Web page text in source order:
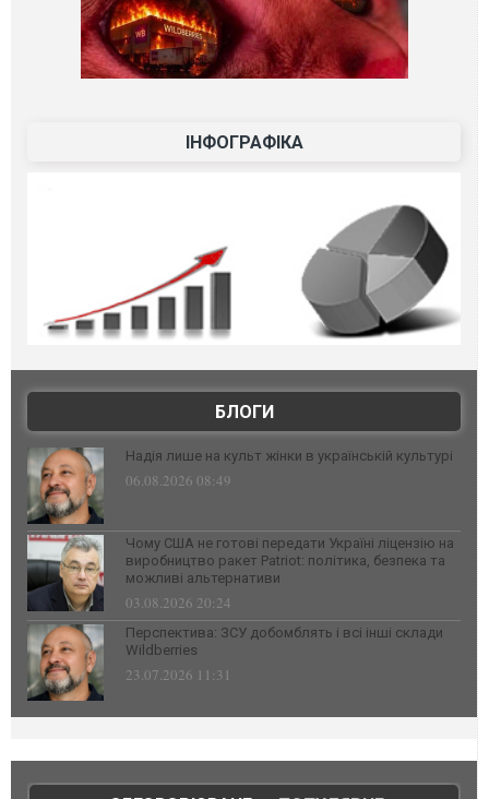
ІНФОГРАФІКА
БЛОГИ
Надія лише на культ жінки в українській культурі
06.08.2026 08:49
Чому США не готові передати Україні ліцензію на
виробництво ракет Patriot: політика, безпека та
можливі альтернативи
03.08.2026 20:24
Перспектива: ЗСУ добомблять і всі інші склади
Wildberries
23.07.2026 11:31